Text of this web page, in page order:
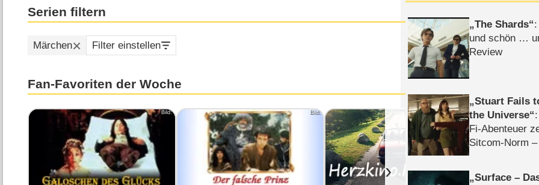
Drei Haselnüsse für Aschenbrödel
Alle Infos zurSerie
Serien filtern
Märchen Filter einstellen
Fan-Favoriten der Woche
Bild: Bild: Bild: obs / ZDF / Boris Laewen Bild:
›
The Shards
und schön …
Review
Stuart Fails
the Universe
Fi-Abenteuer
Sitcom-Norm
Surface –